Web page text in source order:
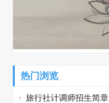
热门浏览
旅行社计调师招生简章